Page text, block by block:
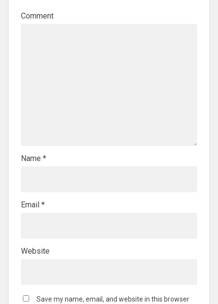
Comment
Name *
Email *
Website
Save my name, email, and website in this browser